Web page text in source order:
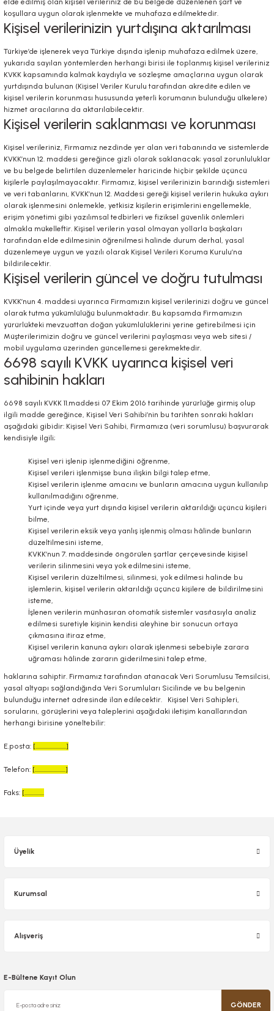
elde edilmiş olan kişisel verileriniz de bu belgede düzenlenen şart ve
koşullara uygun olarak işlenmekte ve muhafaza edilmektedir.
Kişisel verilerinizin yurtdışına aktarılması
Türkiye’de işlenerek veya Türkiye dışında işlenip muhafaza edilmek üzere,
yukarıda sayılan yöntemlerden herhangi birisi ile toplanmış kişisel verileriniz
KVKK kapsamında kalmak kaydıyla ve sözleşme amaçlarına uygun olarak
yurtdışında bulunan (Kişisel Veriler Kurulu tarafından akredite edilen ve
kişisel verilerin korunması hususunda yeterli korumanın bulunduğu ülkelere)
hizmet aracılarına da aktarılabilecektir.
Kişisel verilerin saklanması ve korunması
Kişisel verileriniz, Firmamız nezdinde yer alan veri tabanında ve sistemlerde
KVKK’nun 12. maddesi gereğince gizli olarak saklanacak; yasal zorunluluklar
ve bu belgede belirtilen düzenlemeler haricinde hiçbir şekilde üçüncü
kişilerle paylaşılmayacaktır. Firmamız, kişisel verilerinizin barındığı sistemleri
ve veri tabanlarını, KVKK’nun 12. Maddesi gereği kişisel verilerin hukuka aykırı
olarak işlenmesini önlemekle, yetkisiz kişilerin erişimlerini engellemekle,
erişim yönetimi gibi yazılımsal tedbirleri ve fiziksel güvenlik önlemleri
almakla mükelleftir. Kişisel verilerin yasal olmayan yollarla başkaları
tarafından elde edilmesinin öğrenilmesi halinde durum derhal, yasal
düzenlemeye uygun ve yazılı olarak Kişisel Verileri Koruma Kurulu’na
bildirilecektir.
Kişisel verilerin güncel ve doğru tutulması
KVKK’nun 4. maddesi uyarınca Firmamızın kişisel verilerinizi doğru ve güncel
olarak tutma yükümlülüğü bulunmaktadır. Bu kapsamda Firmamızın
yürürlükteki mevzuattan doğan yükümlülüklerini yerine getirebilmesi için
Müşterilerimizin doğru ve güncel verilerini paylaşması veya web sitesi /
mobil uygulama üzerinden güncellemesi gerekmektedir.
6698 sayılı KVKK uyarınca kişisel veri
sahibinin hakları
6698 sayılı KVKK 11.maddesi 07 Ekim 2016 tarihinde yürürlüğe girmiş olup
ilgili madde gereğince, Kişisel Veri Sahibi’nin bu tarihten sonraki hakları
aşağıdaki gibidir: Kişisel Veri Sahibi, Firmamıza (veri sorumlusu) başvurarak
kendisiyle ilgili;
Kişisel veri işlenip işlenmediğini öğrenme,
Kişisel verileri işlenmişse buna ilişkin bilgi talep etme,
Kişisel verilerin işlenme amacını ve bunların amacına uygun kullanılıp
kullanılmadığını öğrenme,
Yurt içinde veya yurt dışında kişisel verilerin aktarıldığı üçüncü kişileri
bilme,
Kişisel verilerin eksik veya yanlış işlenmiş olması hâlinde bunların
düzeltilmesini isteme,
KVKK’nun 7. maddesinde öngörülen şartlar çerçevesinde kişisel
verilerin silinmesini veya yok edilmesini isteme,
Kişisel verilerin düzeltilmesi, silinmesi, yok edilmesi halinde bu
işlemlerin, kişisel verilerin aktarıldığı üçüncü kişilere de bildirilmesini
isteme,
İşlenen verilerin münhasıran otomatik sistemler vasıtasıyla analiz
edilmesi suretiyle kişinin kendisi aleyhine bir sonucun ortaya
çıkmasına itiraz etme,
Kişisel verilerin kanuna aykırı olarak işlenmesi sebebiyle zarara
uğraması hâlinde zararın giderilmesini talep etme,
haklarına sahiptir. Firmamız tarafından atanacak Veri Sorumlusu Temsilcisi,
yasal altyapı sağlandığında Veri Sorumluları Sicilinde ve bu belgenin
bulunduğu internet adresinde ilan edilecektir. Kişisel Veri Sahipleri,
sorularını, görüşlerini veya taleplerini aşağıdaki iletişim kanallarından
herhangi birisine yöneltebilir:
E.posta: [.........................]
Telefon: [.........................]
Faks: [................
Üyelik
Kurumsal
Alışveriş
E-Bültene Kayıt Olun
GÖNDER